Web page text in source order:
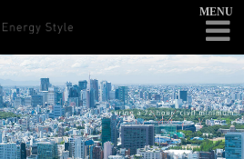
MENU